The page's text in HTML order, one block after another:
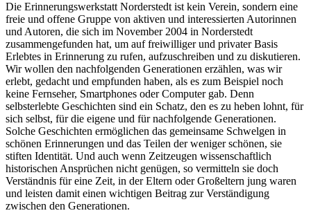
Die Erinnerungswerkstatt Norderstedt ist kein Verein, sondern eine
freie und offene Gruppe von aktiven und interessierten Autorinnen
und Autoren, die sich im November 2004 in Norderstedt
zusammengefunden hat, um auf freiwilliger und privater Basis
Erlebtes in Erinnerung zu rufen, aufzuschreiben und zu diskutieren.
Wir wollen den nachfolgenden Generationen erzählen, was wir
erlebt, gedacht und empfunden haben, als es zum Beispiel noch
keine Fernseher, Smartphones oder Computer gab. Denn
selbsterlebte Geschichten sind ein Schatz, den es zu heben lohnt, für
sich selbst, für die eigene und für nachfolgende Generationen.
Solche Geschichten ermöglichen das gemeinsame Schwelgen in
schönen Erinnerungen und das Teilen der weniger schönen, sie
stiften Identität. Und auch wenn Zeitzeugen wissenschaftlich
historischen Ansprüchen nicht genügen, so vermitteln sie doch
Verständnis für eine Zeit, in der Eltern oder Großeltern jung waren
und leisten damit einen wichtigen Beitrag zur Verständigung
zwischen den Generationen.